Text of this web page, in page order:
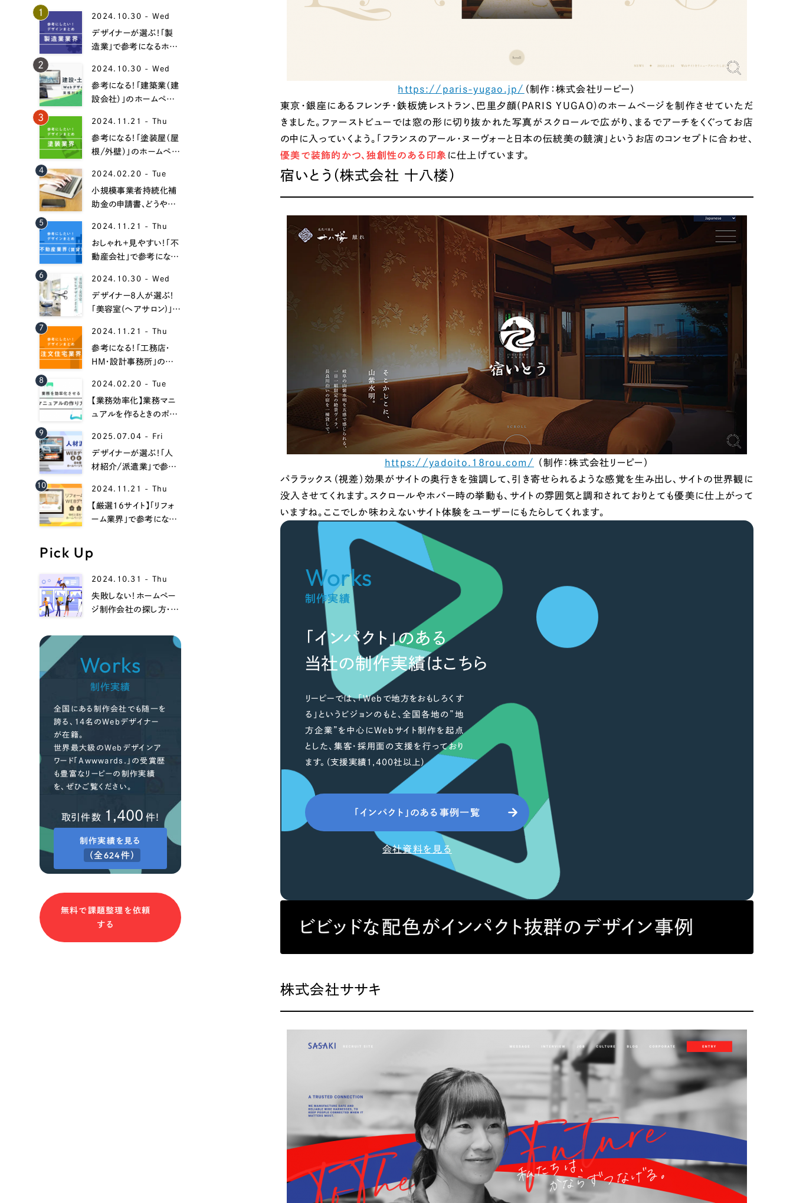
Contact Us
初めてのサイト制作で何をすればいいかお困りのお客様も歓迎。
現状の課題抽出やサイトの目的の整理、サイトコンセプトの策定からお任
せください。もちろん、Web集客の戦略設計を具現化するサイト構成、デザ
イン、機能面までご提案します。
058-215-0066
資料請求する
SDGsに向けた取り組み
ブログ
リーピーブログ
代表ブログ
広報ブログ
メルマガアーカイブ
プライバシーポリシー 情報セキュリティ方針 AI倫理ポリシー
クッキーポリシー サイトマップ ウェブアクセシビリティ方針
Works
国内外のデザインアワードへの
受賞・ノミネートも多数！
取引実績全国1,400以上。
コーボレートサイトやECサイトなど、「コンサルティング型」でのWebサイト制作を承ります。
制作実績を見てみる
1 2024.10.30 - Wed
デザイナーが選ぶ！「製
造業」で参考になるホー
19選！
2 2024.10.30 - Wed
参考になる！「建築業（建
設会社）」のホームペー
3 2024.11.21 - Thu
参考になる！「塗装屋（屋
根/外壁）」のホームペー
4 2024.02.20 - Tue
小規模事業者持続化補
助金の申請書、どうやっ
入例】
5 2024.11.21 - Thu
おしゃれ＋見やすい！「不
動産会社」で参考になる
35選！
6 2024.10.30 - Wed
デザイナー8人が選ぶ！
「美容室(ヘアサロン)」の
作成事例集！
7 2024.11.21 - Thu
参考になる！「工務店・
HM・設計事務所」のホ
選！
8 2024.02.20 - Tue
【業務効率化】業務マニ
ュアルを作るときのポイ
アルを作るときのメリット
9 2025.07.04 - Fri
デザイナーが選ぶ！「人
材紹介/派遣業」で参考
13選！
10 2024.11.21 - Thu
【厳選16サイト】「リフォ
ーム業界」で参考になる
Pick Up
2024.10.31 - Thu
失敗しない！ホームペー
ジ制作会社の探し方・選
解説！
Works
制作実績
全国にある制作会社でも随一を
誇る、14名のWebデザイナー
が在籍。
世界最大級のWebデザインア
ワード「Awwwards.」の受賞歴
も豊富なリーピーの制作実績
を、ぜひご覧ください。
取引件数 1,400 件!
制作実績を見る
（全624件）
無料で課題整理を依頼
する
https://paris-yugao.jp/ （制作：株式会社リーピー）
東京・銀座にあるフレンチ・鉄板焼レストラン、巴里夕顔(PARIS YUGAO)のホームページを制作させていただ
きました。ファーストビューでは窓の形に切り抜かれた写真がスクロールで広がり、まるでアーチをくぐってお店
の中に入っていくよう。「フランスのアール・ヌーヴォーと日本の伝統美の競演」というお店のコンセプトに合わせ、
優美で装飾的かつ、独創性のある印象 に仕上げています。
宿いとう（株式会社 十八楼）
https://yadoito.18rou.com/
（制作：株式会社リーピー）
パララックス（視差）効果がサイトの奥行きを強調して、引き寄せられるような感覚を生み出し、サイトの世界観に
没入させてくれます。スクロールやホバー時の挙動も、サイトの雰囲気と調和されておりとても優美に仕上がって
いますね。ここでしか味わえないサイト体験をユーザーにもたらしてくれます。
Works
制作実績
「インパクト」のある
当社の制作実績はこちら
リーピーでは、「Webで地方をおもしろくす
る」というビジョンのもと、全国各地の”地
方企業”を中心にWebサイト制作を起点
とした、集客・採用面の支援を行っており
ます。（支援実績1,400社以上）
「インパクト」のある事例一覧
会社資料を見る
ビビッドな配色がインパクト抜群のデザイン事例
株式会社ササキ